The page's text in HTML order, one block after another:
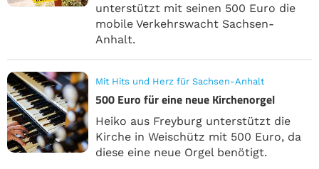
unterstützt mit seinen 500 Euro die
mobile Verkehrswacht Sachsen-
Anhalt.
Mit Hits und Herz für Sachsen-Anhalt
500 Euro für eine neue Kirchenorgel
Heiko aus Freyburg unterstützt die
Kirche in Weischütz mit 500 Euro, da
diese eine neue Orgel benötigt.